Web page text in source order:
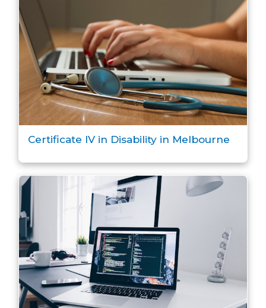
Certificate IV in Disability in Melbourne